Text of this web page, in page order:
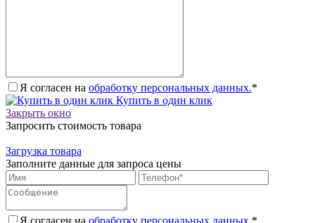
Я согласен на обработку персональных данных.*
Купить в один клик
Закрыть окно
Запросить стоимость товара
Загрузка товара
Заполните данные для запроса цены
Я согласен на обработку персональных данных. *